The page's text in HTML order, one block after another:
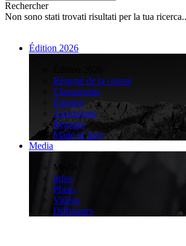
Rechercher
Non sono stati trovati risultati per la tua
Édition 2026
Résumé de la course
Classements
Équipes
Ascensions
Régions
Made in Italy
Media
Media
Infos
Photo
Vidéos
Diffuseurs